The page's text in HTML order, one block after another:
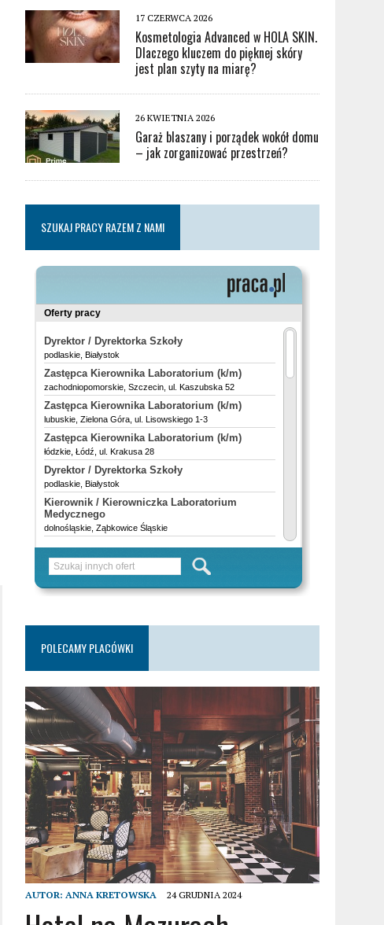
17 CZERWCA 2026
Kosmetologia Advanced w HOLA SKIN.
Dlaczego kluczem do pięknej skóry
jest plan szyty na miarę?
26 KWIETNIA 2026
Garaż blaszany i porządek wokół domu
– jak zorganizować przestrzeń?
SZUKAJ PRACY RAZEM Z NAMI
POLECAMY PLACÓWKI
AUTOR: ANNA KRETOWSKA 24 GRUDNIA 2024